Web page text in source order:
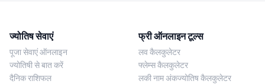
ज्योतिष सेवाएं
पूजा सेवाएं ऑनलाइन
ज्योतिषी से बात करें
दैनिक राशिफल
फ्री ऑनलाइन टूल्स
लव कैलकुलेटर
फ्लेम्स कैलकुलेटर
लकी नाम अंकज्योतिष कैलकुलेटर